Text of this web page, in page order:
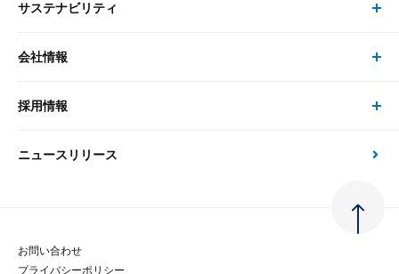
大和総研の強み
先端テクノロジーに基づく新たな価値の創出
政策分析
金融経済教育等
書籍
セミナー トップ
現在受付中のセミナー・イベント
サステナビリティ
サステナビリティの取り組み
次世代社会への貢献
会社情報
会社情報 トップ
会社概要・役員一覧
採用情報
採用情報 トップ
ニュースリリース
お問い合わせ
プライバシーポリシー